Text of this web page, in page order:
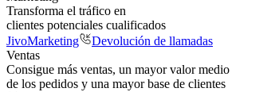
Transforma el tráfico en
clientes potenciales cualificados
JivoMarketing
Devolución de llamadas
Ventas
Consigue más ventas, un mayor valor medio
de los pedidos y una mayor base de clientes